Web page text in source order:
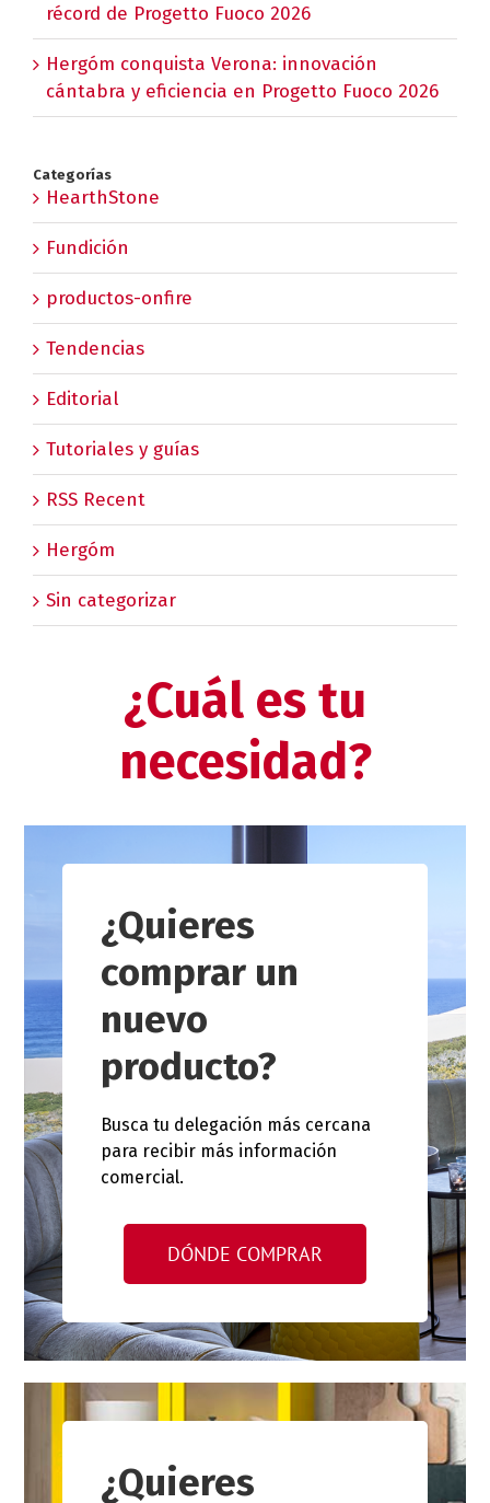
récord de Progetto Fuoco 2026
Hergóm conquista Verona: innovación
cántabra y eficiencia en Progetto Fuoco 2026
Categorías
HearthStone
Fundición
productos-onfire
Tendencias
Editorial
Tutoriales y guías
RSS Recent
Hergóm
Sin categorizar
¿Cuál es tu
necesidad?
¿Quieres
comprar un
nuevo
producto?
Busca tu delegación más cercana
para recibir más información
comercial.
DÓNDE COMPRAR
¿Quieres